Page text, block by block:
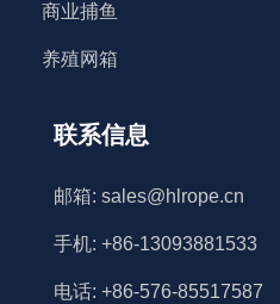
商业捕鱼
养殖网箱
联系信息
邮箱: sales@hlrope.cn
手机: +86-13093881533
电话: +86-576-85517587